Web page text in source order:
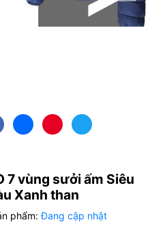
7 vùng sưởi ấm Siêu
Xanh than
phẩm:Đang cập nhật